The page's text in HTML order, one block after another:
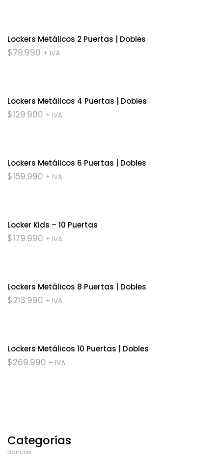
Categorías
Bancas
Lockers Metálicos 2 Puertas | Dobles
$79.990 + IVA
Lockers Metálicos 4 Puertas | Dobles
$129.900 + IVA
Lockers Metálicos 6 Puertas | Dobles
$159.990 + IVA
Locker Kids – 10 Puertas
$179.990 + IVA
Lockers Metálicos 8 Puertas | Dobles
$213.990 + IVA
Lockers Metálicos 10 Puertas | Dobles
$269.990 + IVA